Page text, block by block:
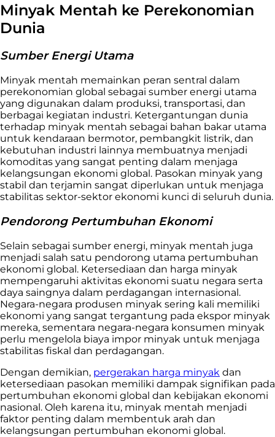
Minyak Mentah ke Perekonomian
Dunia
Sumber Energi Utama
Minyak mentah memainkan peran sentral dalam
perekonomian global sebagai sumber energi utama
yang digunakan dalam produksi, transportasi, dan
berbagai kegiatan industri. Ketergantungan dunia
terhadap minyak mentah sebagai bahan bakar utama
untuk kendaraan bermotor, pembangkit listrik, dan
kebutuhan industri lainnya membuatnya menjadi
komoditas yang sangat penting dalam menjaga
kelangsungan ekonomi global. Pasokan minyak yang
stabil dan terjamin sangat diperlukan untuk menjaga
stabilitas sektor-sektor ekonomi kunci di seluruh dunia.
Pendorong Pertumbuhan Ekonomi
Selain sebagai sumber energi, minyak mentah juga
menjadi salah satu pendorong utama pertumbuhan
ekonomi global. Ketersediaan dan harga minyak
mempengaruhi aktivitas ekonomi suatu negara serta
daya saingnya dalam perdagangan internasional.
Negara-negara produsen minyak sering kali memiliki
ekonomi yang sangat tergantung pada ekspor minyak
mereka, sementara negara-negara konsumen minyak
perlu mengelola biaya impor minyak untuk menjaga
stabilitas fiskal dan perdagangan.
Dengan demikian, pergerakan harga minyak dan
ketersediaan pasokan memiliki dampak signifikan pada
pertumbuhan ekonomi global dan kebijakan ekonomi
nasional. Oleh karena itu, minyak mentah menjadi
faktor penting dalam membentuk arah dan
kelangsungan pertumbuhan ekonomi global.